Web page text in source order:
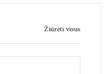
Žiūrėti visus